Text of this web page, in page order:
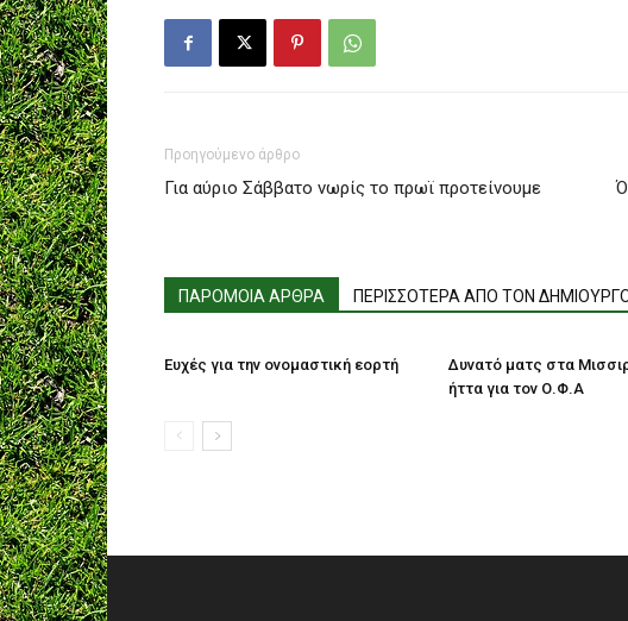
Προηγούμενο άρθρο
Για αύριο Σάββατο νωρίς το πρωϊ προτείνουμε
ΠΑΡΟΜΟΙΑ ΑΡΘΡΑ ΠΕΡΙΣΣΟΤΕΡΑ ΑΠΟ ΤΟΝ
Ευχές για την ονομαστική εορτή
Δυνατό ματς στα
ήττα για τον Ο.Φ.Α